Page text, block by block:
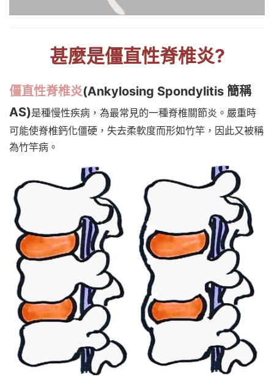
甚麼是僵直性脊椎炎?
僵直性脊椎炎(Ankylosing Spondylitis 簡稱
AS)是種慢性疾病，為最常見的一種脊椎關節炎。 嚴重時
可能使脊椎鈣化僵硬，失去柔軟度而形如竹竿，因此又被稱
為竹竿病。